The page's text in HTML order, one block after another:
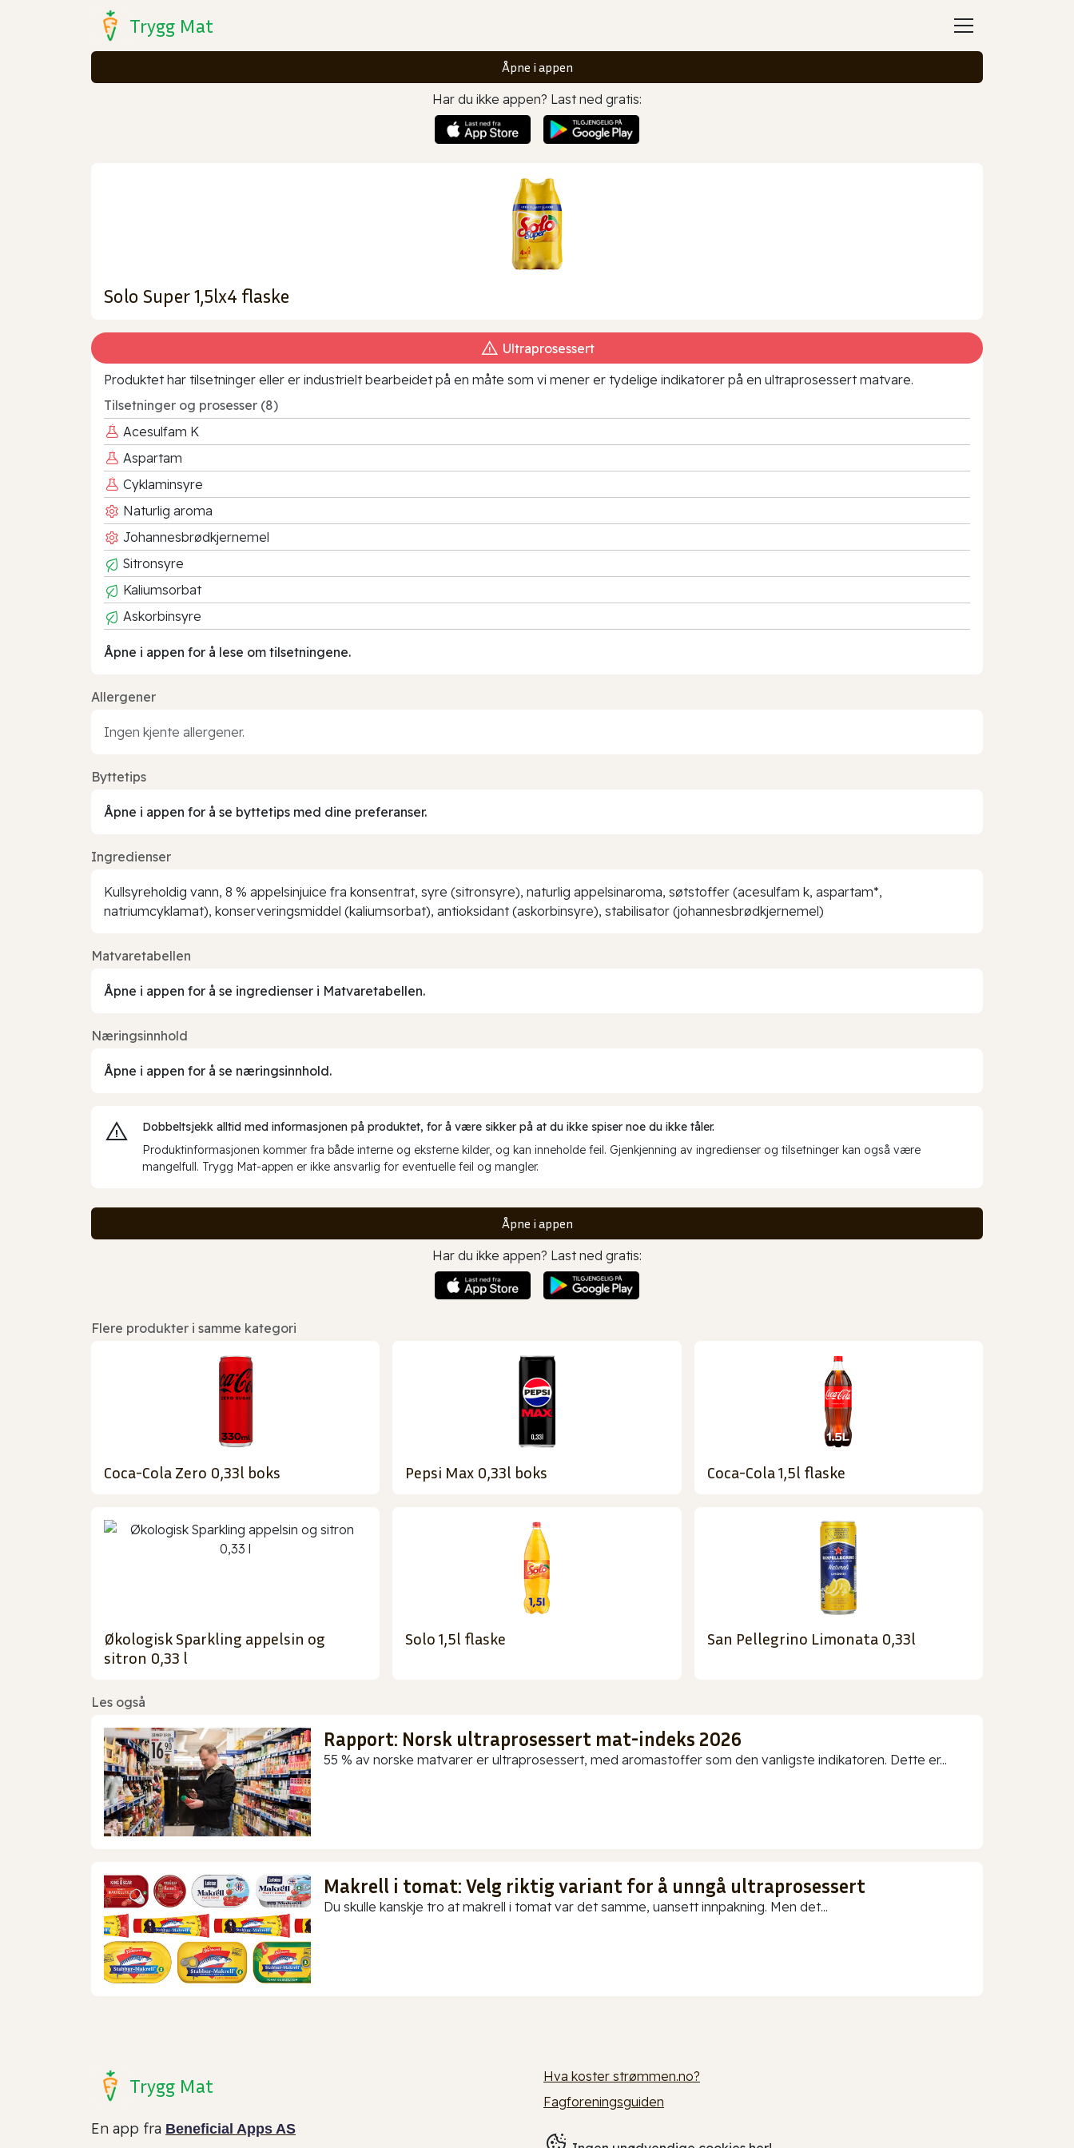
Trygg Mat
Åpne i appen
Har du ikke appen? Last ned gratis:
Solo Super 1,5lx4 flaske
Ultraprosessert
Produktet har tilsetninger eller er industrielt bearbeidet på en måte som vi mener er tydelige indikatorer på en ultraprosessert matvare.
Tilsetninger og prosesser (8)
Acesulfam K
Aspartam
Cyklaminsyre
Naturlig aroma
Johannesbrødkjernemel
Sitronsyre
Kaliumsorbat
Askorbinsyre
Åpne i appen for å lese om tilsetningene.
Allergener
Ingen kjente allergener.
Byttetips
Åpne i appen for å se byttetips med dine preferanser.
Ingredienser
Kullsyreholdig vann, 8 % appelsinjuice fra konsentrat, syre (sitronsyre), naturlig appelsinaroma, søtstoffer (acesulfam k, aspartam*,
natriumcyklamat), konserveringsmiddel (kaliumsorbat), antioksidant (askorbinsyre), stabilisator (johannesbrødkjernemel)
Matvaretabellen
Åpne i appen for å se ingredienser i Matvaretabellen.
Næringsinnhold
Åpne i appen for å se næringsinnhold.
Dobbeltsjekk alltid med informasjonen på produktet, for å være sikker på at du ikke spiser noe du ikke tåler.
Produktinformasjonen kommer fra både interne og eksterne kilder, og kan inneholde feil. Gjenkjenning av ingredienser og tilsetninger kan også være
mangelfull. Trygg Mat-appen er ikke ansvarlig for eventuelle feil og mangler.
Åpne i appen
Har du ikke appen? Last ned gratis:
Flere produkter i samme kategori
Coca-Cola Zero 0,33l boks Pepsi Max 0,33l boks Coca-Cola 1,5l flaske
Økologisk Sparkling appelsin og
sitron 0,33 l
Solo 1,5l flaske San Pellegrino Limonata 0,33l
Les også
Rapport: Norsk ultraprosessert mat-indeks 2026
55 % av norske matvarer er ultraprosessert, med aromastoffer som den vanligste indikatoren. Dette er...
Makrell i tomat: Velg riktig variant for å unngå ultraprosessert
Du skulle kanskje tro at makrell i tomat var det samme, uansett innpakning. Men det...
Trygg Mat
En app fra Beneficial Apps AS
Hva koster strømmen.no?
Fagforeningsguiden